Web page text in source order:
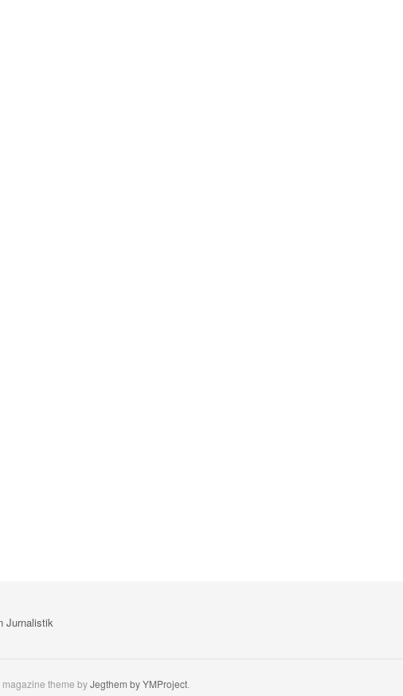
Jurnalistik
theme byJegthem by YMProject